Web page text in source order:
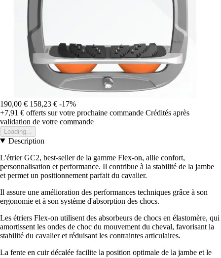
190,00 € 158,23 € -17%
+7,91 € offerts sur votre prochaine commande Crédités après
validation de votre commande
Loading...
Description
L'étrier GC2, best-seller de la gamme Flex-on, allie confort,
personnalisation et performance. Il contribue à la stabilité de la jambe
et permet un positionnement parfait du cavalier.
Il assure une amélioration des performances techniques grâce à son
ergonomie et à son système d'absorption des chocs.
Les étriers Flex-on utilisent des absorbeurs de chocs en élastomère, qui
amortissent les ondes de choc du mouvement du cheval, favorisant la
stabilité du cavalier et réduisant les contraintes articulaires.
La fente en cuir décalée facilite la position optimale de la jambe et le